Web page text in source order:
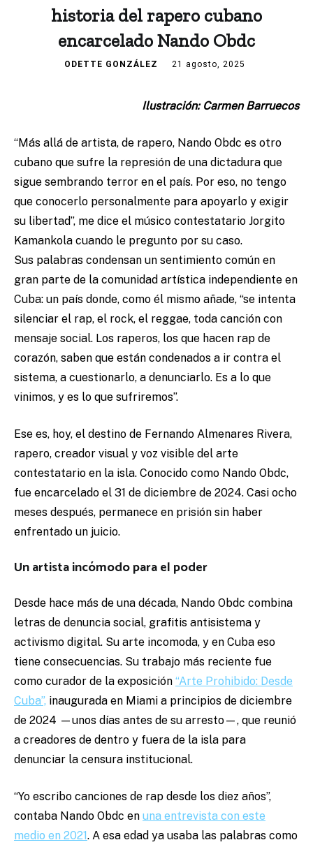
historia del rapero cubano
encarcelado Nando Obdc
ODETTE GONZÁLEZ 21 agosto, 2025
Ilustración: Carmen Barruecos
“Más allá de artista, de rapero, Nando Obdc es otro
cubano que sufre la represión de una dictadura que
sigue sembrando terror en el país. Por eso, no tengo
que conocerlo personalmente para apoyarlo y exigir
su libertad”, me dice el músico contestatario Jorgito
Kamankola cuando le pregunto por su caso.
Sus palabras condensan un sentimiento común en
gran parte de la comunidad artística independiente en
Cuba: un país donde, como él mismo añade, “se intenta
silenciar el rap, el rock, el reggae, toda canción con
mensaje social. Los raperos, los que hacen rap de
corazón, saben que están condenados a ir contra el
sistema, a cuestionarlo, a denunciarlo. Es a lo que
vinimos, y es lo que sufriremos”.
Ese es, hoy, el destino de Fernando Almenares Rivera,
rapero, creador visual y voz visible del arte
contestatario en la isla. Conocido como Nando Obdc,
fue encarcelado el 31 de diciembre de 2024. Casi ocho
meses después, permanece en prisión sin haber
enfrentado un juicio.
Un artista incómodo para el poder
Desde hace más de una década, Nando Obdc combina
letras de denuncia social, grafitis antisistema y
activismo digital. Su arte incomoda, y en Cuba eso
tiene consecuencias. Su trabajo más reciente fue
como curador de la exposición “Arte Prohibido: Desde
Cuba”, inaugurada en Miami a principios de diciembre
de 2024 —unos días antes de su arresto—, que reunió
a creadores de dentro y fuera de la isla para
denunciar la censura institucional.
“Yo escribo canciones de rap desde los diez años”,
contaba Nando Obdc en una entrevista con este
medio en 2021. A esa edad ya usaba las palabras como